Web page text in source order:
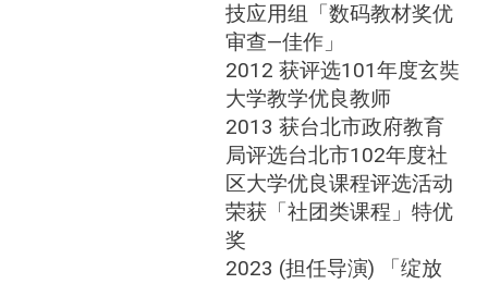
技应用组「数码教材奖优
审查—佳作」
2012 获评选101年度玄奘
大学教学优良教师
2013 获台北市政府教育
局评选台北市102年度社
区大学优良课程评选活动
荣获「社团类课程」特优
奖
2023 (担任导演) 「绽放